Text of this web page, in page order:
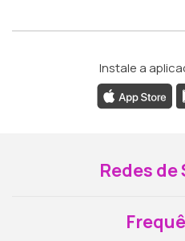
Instale a
Redes